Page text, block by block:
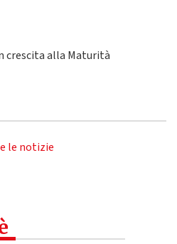
crescita alla Maturità
le notizie